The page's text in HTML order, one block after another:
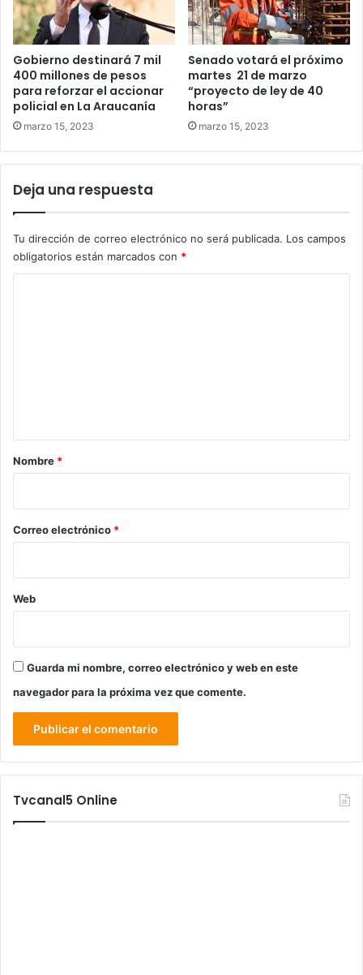
Gobierno destinará 7 mil
400 millones de pesos
para reforzar el accionar
policial en La Araucanía
marzo 15, 2023
Senado votará el próximo
martes 21 de marzo
“proyecto de ley de 40
horas”
marzo 15, 2023
Deja una respuesta
Tu dirección de correo electrónico no será publicada. Los campos
obligatorios están marcados con *
r
*
Nombre *
Correo electrónico *
Web
Guarda mi nombre, correo electrónico y web en este
navegador para la próxima vez que comente.
Tvcanal5 Online